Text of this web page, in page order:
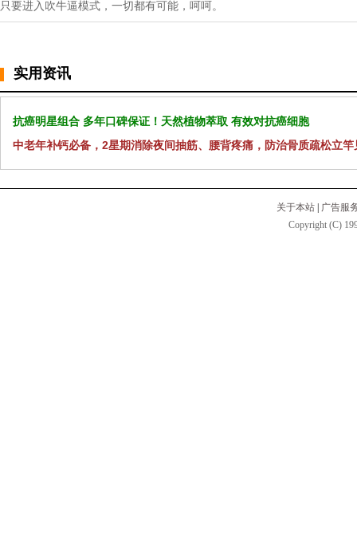
只要进入吹牛逼模式，一切都有可能，呵呵。
实用资讯
抗癌明星组合 多年口碑保证！天然植物萃取 有效对抗癌细胞
中老年补钙必备，2星期消除夜间抽筋、腰背疼痛，防治骨质疏松立竿
关于本站
广告服
Copyright (C)